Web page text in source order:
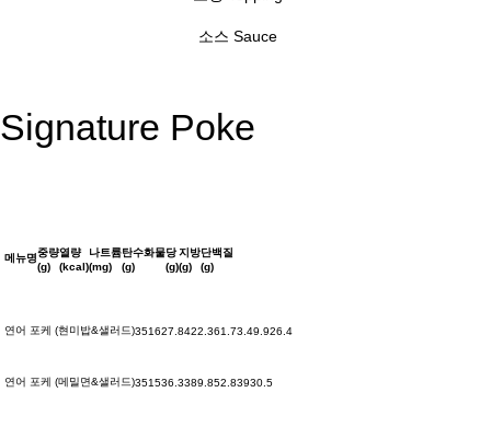
소스Sauce
Signature Poke
메뉴명중량
(g)
열량
(kcal)
나트륨
(mg)
탄수화물
(g)
당
(g)
지방
(g)
단백질
(g)
연어 포케 (현미밥&샐러드)351627.8422.361.73.49.926.4
연어 포케 (메밀면&샐러드)351536.3389.852.83930.5